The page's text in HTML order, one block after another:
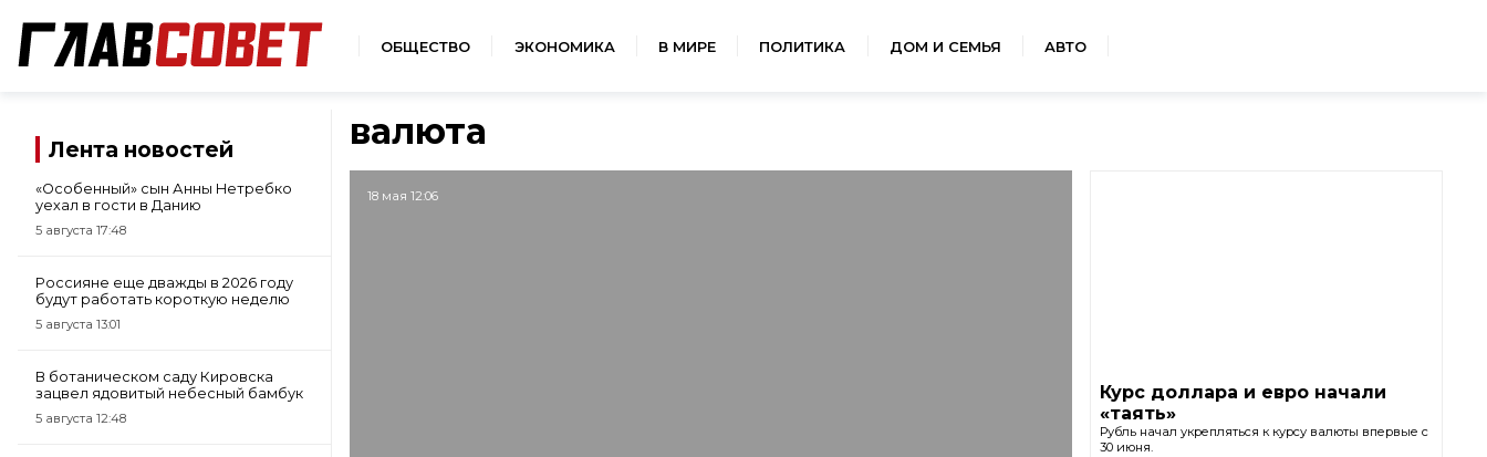
ОБЩЕСТВО ЭКОНОМИКА В МИРЕ ПОЛИТИКА ДОМ И СЕМЬЯ АВТО
Лента новостей
«Особенный» сын Анны Нетребко
уехал в гости в Данию
5 августа 17:48
Россияне еще дважды в 2026 году
будут работать короткую неделю
5 августа 13:01
В ботаническом саду Кировска
зацвел ядовитый небесный бамбук
5 августа 12:48
валюта
18 мая 12:06
Курс доллара и евро начали
«таять»
Рубль начал укрепляться к курсу валюты впервые с
30 июня.